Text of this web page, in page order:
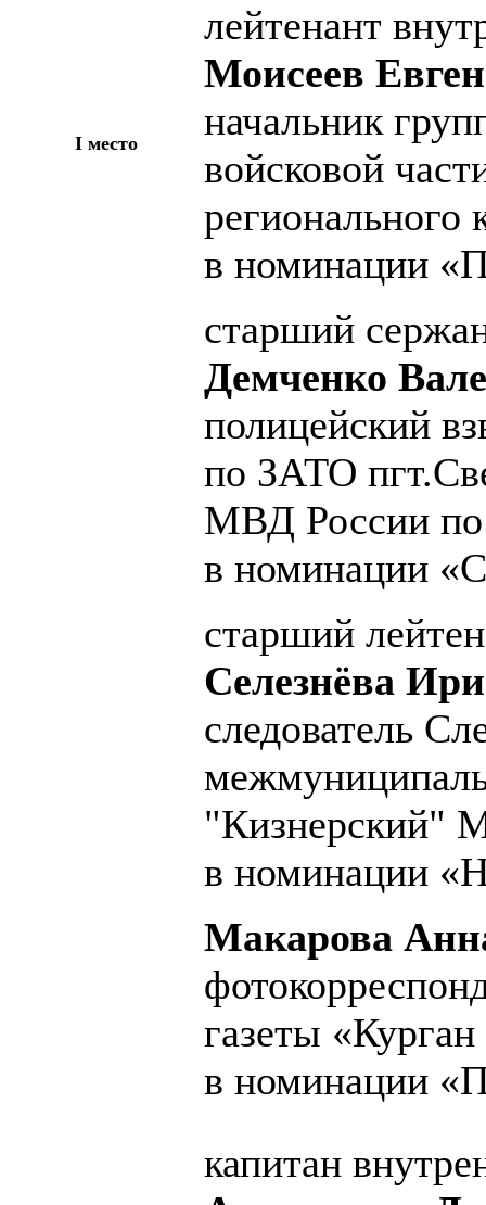
I место
лейтенант
Моисеев
начальник
войсковой
в номинации
старший
Демченко
полицейский
по ЗАТО
МВД России по
в номинации
старший
Селезнёва
следователь
"Кизнерский"
в номинации
Макарова
газеты
в номинации
капитан